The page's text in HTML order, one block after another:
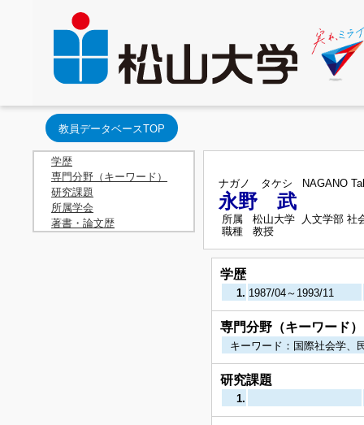
教員データベースTOP
学歴
専門分野（キーワード）
研究課題
所属学会
著書・論文歴
ナガノ タケシ NAGANO
永野 武
所属
松山大学 人文学部 社
職種
教授
学歴
1. 1987/04～1993/11
専門分野（キーワード）
キーワード：国際社会学、
研究課題
1.